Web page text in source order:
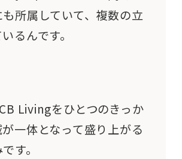
所属していて、複数の立
るんです。
Livingをひとつのきっか
一体となって盛り上がる
す。